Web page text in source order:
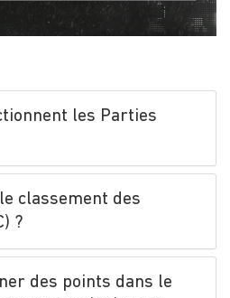
les Parties
classement des
?
des points dans le